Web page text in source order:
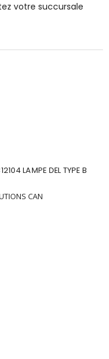
votre succursale
LAMPE DEL TYPE B
CAN